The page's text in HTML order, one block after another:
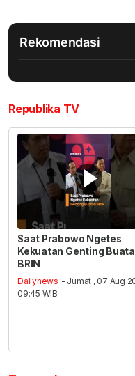
Rekomendasi
Republika TV
Saat Prabowo Ngetes
Kekuatan Genting
BRIN
Dailynews - Jumat , 07 Aug
09:45 WIB